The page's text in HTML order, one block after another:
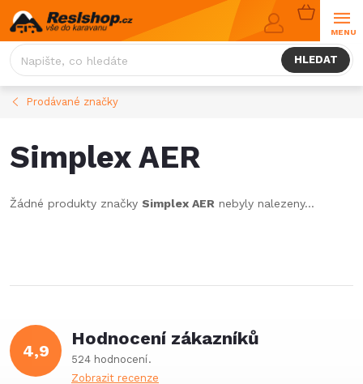
Přejít
na
obsah
HLEDAT
NÁKUPNÍ
KOŠÍK
Prodávané značky
Simplex AER
Žádné produkty značky Simplex AER nebyly nalezeny...
4,9
Hodnocení zákazníků
524 hodnocení
Zobrazit recenze